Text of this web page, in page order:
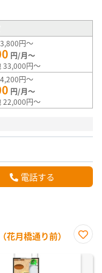
円～
円/月～
33,000円～
円～
円/月～
22,000円～
電話する
月橋通り前）
に入